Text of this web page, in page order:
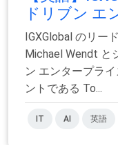
ドリブン エ
IGXGlobal のリー
Michael Wendt と
ン エンタープラ
ントである To...
IT AI 英語